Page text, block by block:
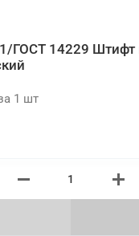
ГОСТ 14229
1 шт